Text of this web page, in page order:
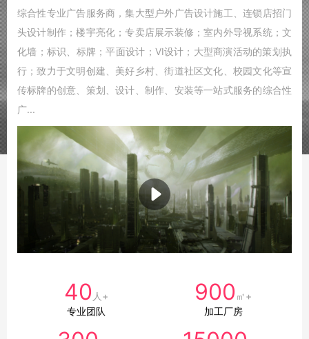
综合性专业广告服务商，集大型户外广告设计施工、连锁店招门
头设计制作；楼宇亮化；专卖店展示装修；室内外导视系统；文
化墙；标识、标牌；平面设计；VI设计；大型商演活动的策划执
行；致力于文明创建、美好乡村、街道社区文化、校园文化等宣
传标牌的创意、策划、设计、制作、安装等一站式服务的综合性
广...
40 人+
专业团队
900 ㎡+
加工厂房